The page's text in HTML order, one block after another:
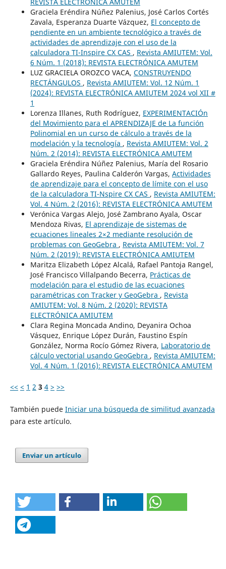
Graciela Eréndira Núñez Palenius, José Carlos Cortés
Zavala, Esperanza Duarte Vázquez, El concepto de
pendiente en un ambiente tecnológico a través de
actividades de aprendizaje con el uso de la
calculadora TI-Inspire CX CAS , Revista AMIUTEM: Vol.
6 Núm. 1 (2018): REVISTA ELECTRÓNICA AMUTEM
LUZ GRACIELA OROZCO VACA, CONSTRUYENDO
RECTÁNGULOS , Revista AMIUTEM: Vol. 12 Núm. 1
(2024): REVISTA ELECTRÓNICA AMIUTEM 2024 vol XII #
1
Lorenza Illanes, Ruth Rodríguez, EXPERIMENTACIÓn
del Movimiento para el APRENDIZAJE de La función
Polinomial en un curso de cálculo a través de la
modelación y la tecnología , Revista AMIUTEM: Vol. 2
Núm. 2 (2014): REVISTA ELECTRÓNICA AMUTEM
Graciela Eréndira Núñez Palenius, María del Rosario
Gallardo Reyes, Paulina Calderón Vargas, Actividades
de aprendizaje para el concepto de límite con el uso
de la calculadora TI-Nspire CX CAS , Revista AMIUTEM:
Vol. 4 Núm. 2 (2016): REVISTA ELECTRÓNICA AMUTEM
Verónica Vargas Alejo, José Zambrano Ayala, Oscar
Mendoza Rivas, El aprendizaje de sistemas de
ecuaciones lineales 2×2 mediante resolución de
problemas con GeoGebra , Revista AMIUTEM: Vol. 7
Núm. 2 (2019): REVISTA ELECTRÓNICA AMIUTEM
Maritza Elizabeth López Alcalá, Rafael Pantoja Rangel,
José Francisco Villalpando Becerra, Prácticas de
modelación para el estudio de las ecuaciones
paramétricas con Tracker y GeoGebra , Revista
AMIUTEM: Vol. 8 Núm. 2 (2020): REVISTA
ELECTRÓNICA AMIUTEM
Clara Regina Moncada Andino, Deyanira Ochoa
Vásquez, Enrique López Durán, Faustino Espín
González, Norma Rocío Gómez Rivera, Laboratorio de
cálculo vectorial usando GeoGebra , Revista AMIUTEM:
Vol. 4 Núm. 1 (2016): REVISTA ELECTRÓNICA AMUTEM
<< < 1 2 3 4 > >>
También puede Iniciar una búsqueda de similitud avanzada
para este artículo.
Enviar un artículo